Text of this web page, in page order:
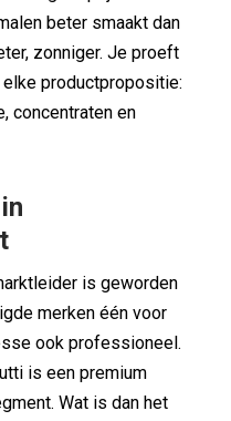
beter smaakt dan
zonniger. Je proeft
productpropositie:
concentraten en
is geworden
merken één voor
ook professioneel.
is een premium
Wat is dan het